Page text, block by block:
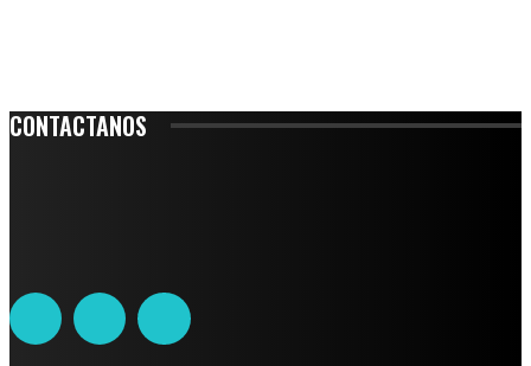
CONTACTANOS